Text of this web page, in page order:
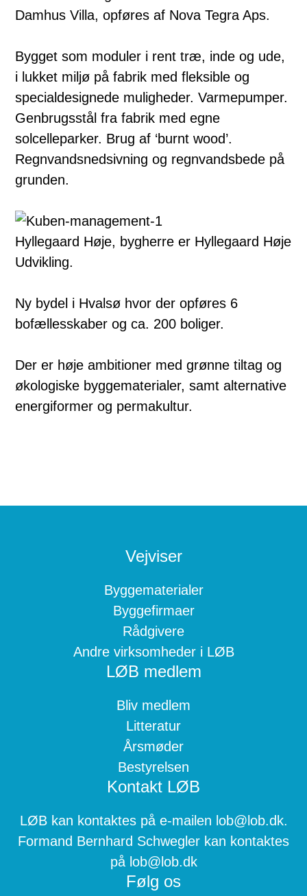
Damhus Villa, opføres af Nova Tegra Aps.
Bygget som moduler i rent træ, inde og ude,
i lukket miljø på fabrik med fleksible og
specialdesignede muligheder. Varmepumper.
Genbrugsstål fra fabrik med egne
solcelleparker. Brug af ‘burnt wood’.
Regnvandsnedsivning og regnvandsbede på
grunden.
Hyllegaard Høje, bygherre er Hyllegaard Høje
Udvikling.
Ny bydel i Hvalsø hvor der opføres 6
bofællesskaber og ca. 200 boliger.
Der er høje ambitioner med grønne tiltag og
økologiske byggematerialer, samt alternative
energiformer og permakultur.
Vejviser
Byggematerialer
Byggefirmaer
Rådgivere
Andre virksomheder i LØB
LØB medlem
Bliv medlem
Litteratur
Årsmøder
Bestyrelsen
Kontakt LØB
LØB kan kontaktes på e-mailen lob@lob.dk.
Formand Bernhard Schwegler kan kontaktes
på lob@lob.dk
Følg os